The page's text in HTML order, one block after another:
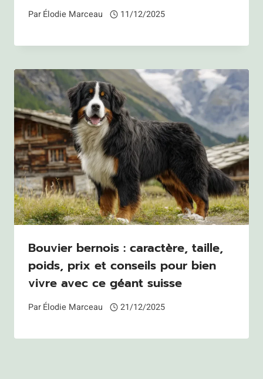
ParÉlodie Marceau 11/12/2025
Bouvier bernois : caractère, taille,
poids, prix et conseils pour bien
vivre avec ce géant suisse
ParÉlodie Marceau 21/12/2025